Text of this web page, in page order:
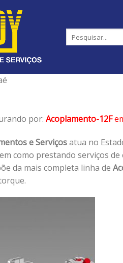
por: Acoplamento-12F
e Serviçosatua no
como prestando serviços
da mais completa linha de